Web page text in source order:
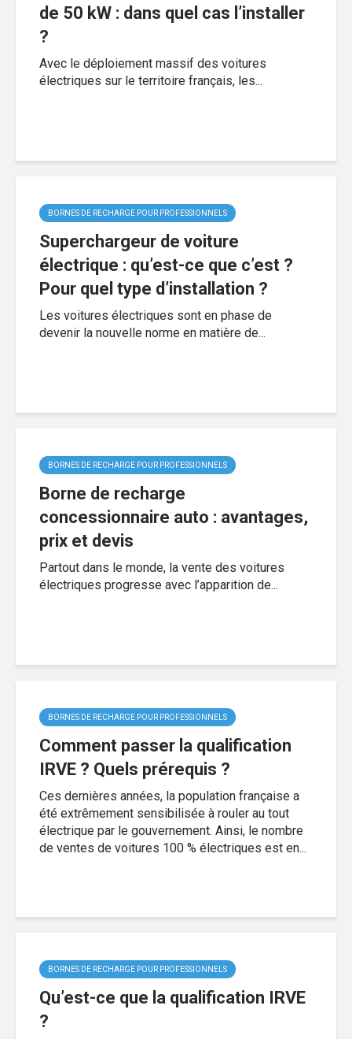
de 50 kW : dans quel cas l’installer
?
Avec le déploiement massif des voitures
électriques sur le territoire français, les...
BORNES DE RECHARGE POUR PROFESSIONNELS
Superchargeur de voiture
électrique : qu’est-ce que c’est ?
Pour quel type d’installation ?
Les voitures électriques sont en phase de
devenir la nouvelle norme en matière de...
BORNES DE RECHARGE POUR PROFESSIONNELS
Borne de recharge
concessionnaire auto : avantages,
prix et devis
Partout dans le monde, la vente des voitures
électriques progresse avec l’apparition de...
BORNES DE RECHARGE POUR PROFESSIONNELS
Comment passer la qualification
IRVE ? Quels prérequis ?
Ces dernières années, la population française a
été extrêmement sensibilisée à rouler au tout
électrique par le gouvernement. Ainsi, le nombre
de ventes de voitures 100 % électriques est en...
BORNES DE RECHARGE POUR PROFESSIONNELS
Qu’est-ce que la qualification IRVE
?